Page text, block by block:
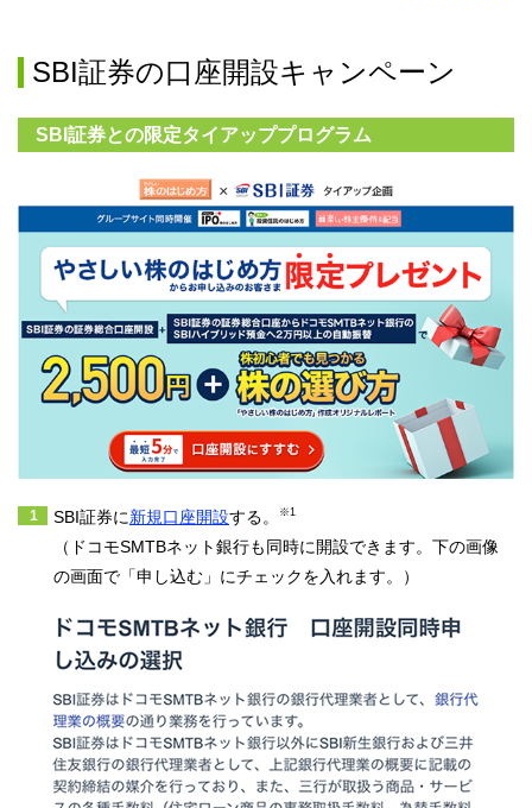
SBI証券の口座開設キャンペーン
SBI証券との限定タイアッププログラム
SBI証券に新規口座開設する。 ※1
（ドコモSMTBネット銀行も同時に開設できます。下の画像
の画面で「申し込む」にチェックを入れます。）